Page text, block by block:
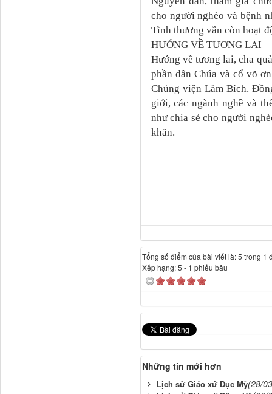
cho người nghèo và bệnh
Tình thương vẫn còn hoạt
HƯỚNG VỀ TƯƠNG LAI
Hướng về tương lai, cha
phần dân Chúa và cổ võ
Chủng viện Lâm Bích.
giới, các ngành nghề và
như chia sẻ cho người
khăn.
Tổng số điểm của bài viết là: 5 trong 1
Xếp hạng:5 - 1 phiếu bầu
Những tin mới hơn
Lịch sử Giáo xứ Dục Mỹ(28/